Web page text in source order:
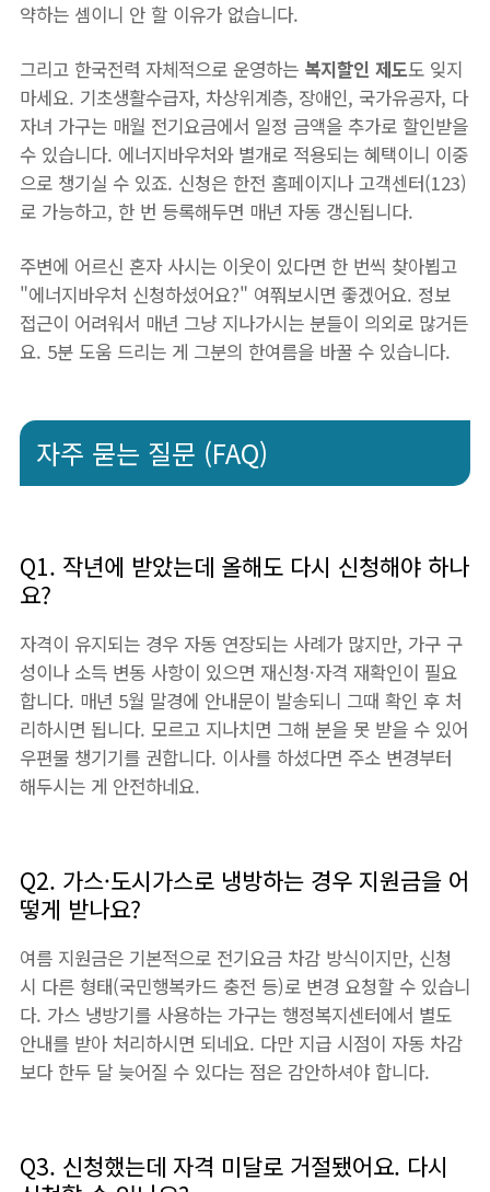
약하는 셈이니 안 할 이유가 없습니다.
그리고 한국전력 자체적으로 운영하는 복지할인 제도도 잊지
마세요. 기초생활수급자, 차상위계층, 장애인, 국가유공자, 다
자녀 가구는 매월 전기요금에서 일정 금액을 추가로 할인받을
수 있습니다. 에너지바우처와 별개로 적용되는 혜택이니 이중
으로 챙기실 수 있죠. 신청은 한전 홈페이지나 고객센터(123)
로 가능하고, 한 번 등록해두면 매년 자동 갱신됩니다.
주변에 어르신 혼자 사시는 이웃이 있다면 한 번씩 찾아뵙고
"에너지바우처 신청하셨어요?" 여쭤보시면 좋겠어요. 정보
접근이 어려워서 매년 그냥 지나가시는 분들이 의외로 많거든
요. 5분 도움 드리는 게 그분의 한여름을 바꿀 수 있습니다.
자주 묻는 질문 (FAQ)
Q1. 작년에 받았는데 올해도 다시 신청해야 하나
요?
자격이 유지되는 경우 자동 연장되는 사례가 많지만, 가구 구
성이나 소득 변동 사항이 있으면 재신청·자격 재확인이 필요
합니다. 매년 5월 말경에 안내문이 발송되니 그때 확인 후 처
리하시면 됩니다. 모르고 지나치면 그해 분을 못 받을 수 있어
우편물 챙기기를 권합니다. 이사를 하셨다면 주소 변경부터
해두시는 게 안전하네요.
Q2. 가스·도시가스로 냉방하는 경우 지원금을 어
떻게 받나요?
여름 지원금은 기본적으로 전기요금 차감 방식이지만, 신청
시 다른 형태(국민행복카드 충전 등)로 변경 요청할 수 있습니
다. 가스 냉방기를 사용하는 가구는 행정복지센터에서 별도
안내를 받아 처리하시면 되네요. 다만 지급 시점이 자동 차감
보다 한두 달 늦어질 수 있다는 점은 감안하셔야 합니다.
Q3. 신청했는데 자격 미달로 거절됐어요. 다시